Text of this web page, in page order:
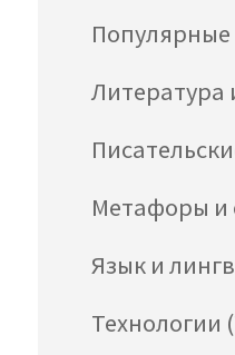
Популярные
Литература
Метафоры и
Язык и
Технологии